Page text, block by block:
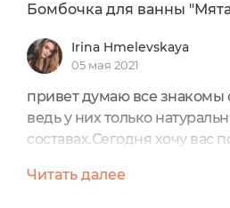
Бомбочка для ванны
Irina Hmelevskaya
05 мая 2021
привет думаю все знакомы
ведь у них только
составах.Сегодня хочу вас
расслабление , увлажнение
Читать далее